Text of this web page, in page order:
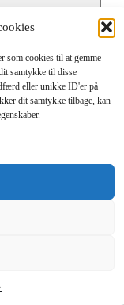
som cookies til at gemme
samtykke til disse
eller unikke ID'er på
dit samtykke tilbage, kan